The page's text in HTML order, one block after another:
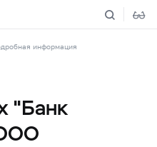
информация
"Банк